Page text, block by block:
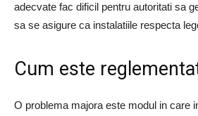
adecvate fac dificil pentru autoritati sa
sa se asigure ca instalatiile respecta
Cum este
O problema majora este modul in care